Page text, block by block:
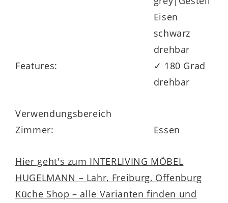
Eisen
schwarz
drehbar
Features:
✓ 180 Grad
drehbar
Verwendungsbereich
Zimmer:
Essen
Hier geht's zum INTERLIVING MÖBEL
HUGELMANN – Lahr, Freiburg, Offenburg
Küche Shop – alle Varianten finden und